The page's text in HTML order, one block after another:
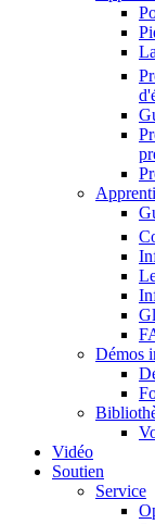
Démos
Vidéo
Soutien
Service